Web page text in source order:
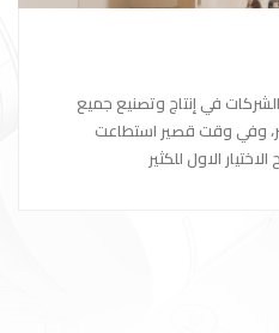
في إنتاج وتصنيع جميع
وفي وقت قصير استطاعت
الاول للكثير